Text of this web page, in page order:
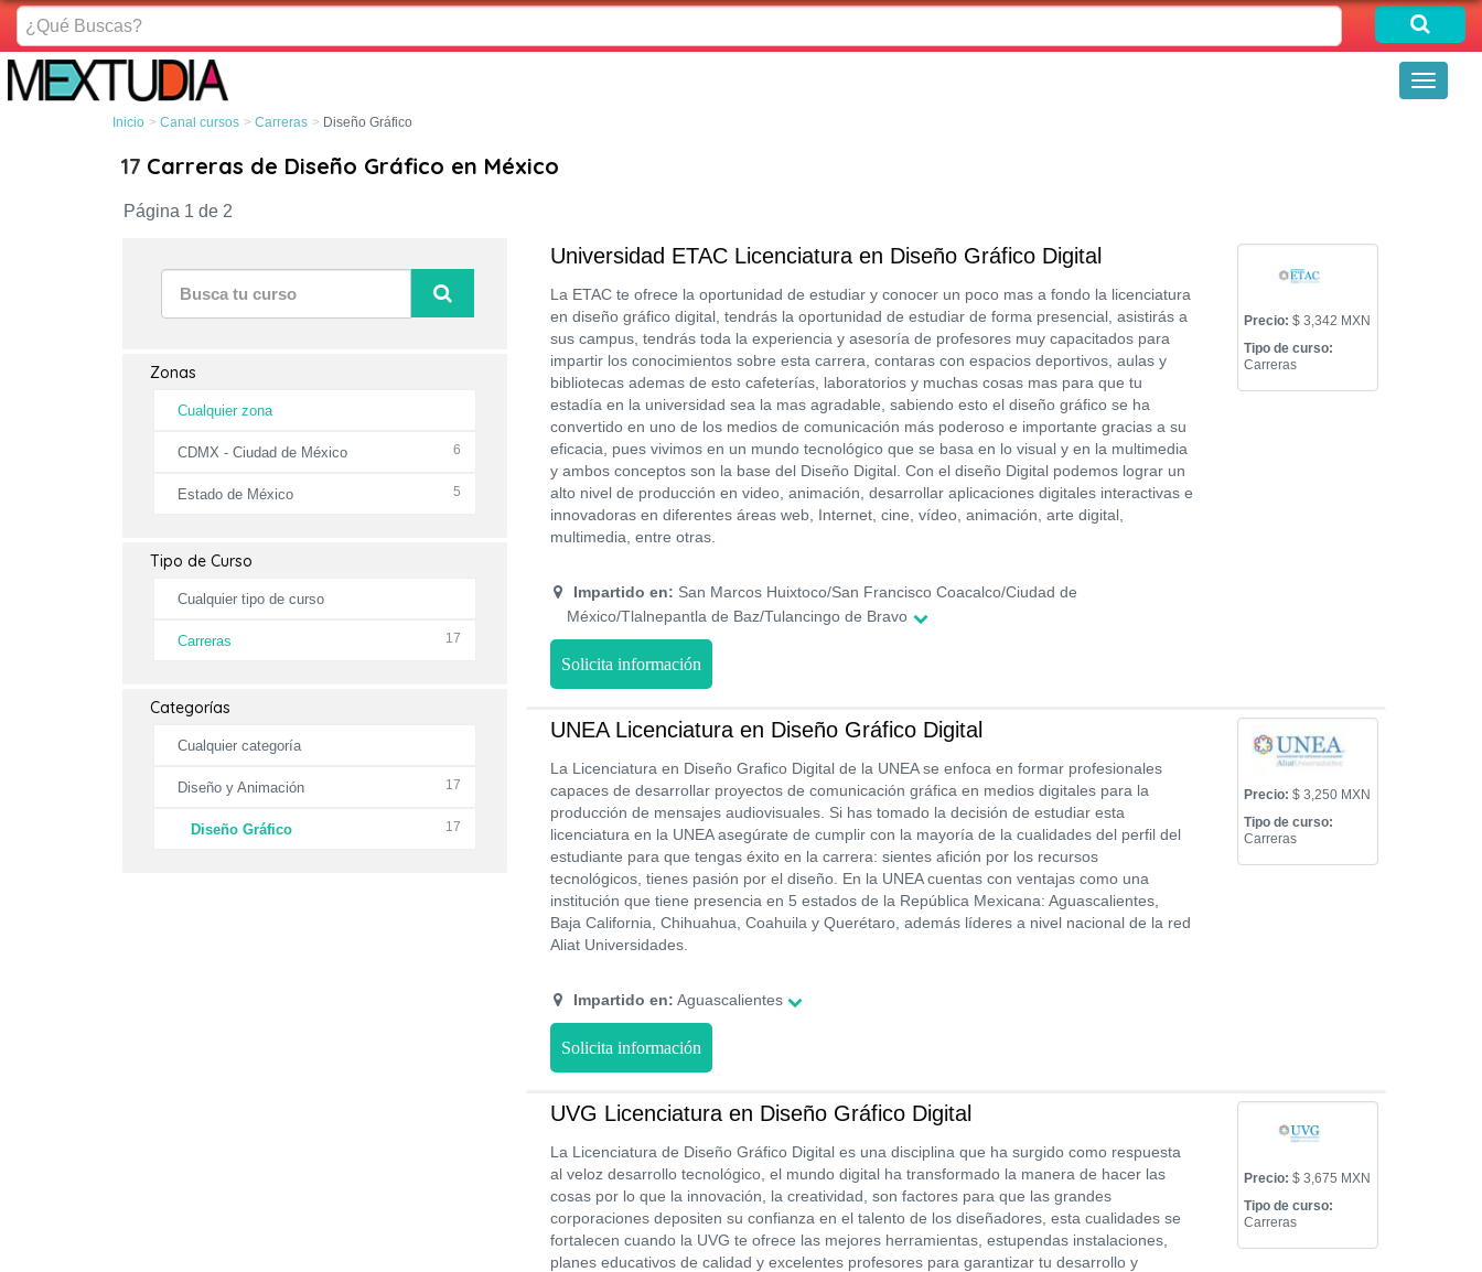
¿Qué
Buscas?
Toggle
Inicio Canal cursos Carreras Diseño Gráfico
17 Carreras de Diseño Gráfico en México
Página 1 de 2
Zonas
Cualquier zona
CDMX - Ciudad de México 6
Estado de México 5
Tipo de Curso
Cualquier tipo de curso
Carreras 17
Categorías
Cualquier categoría
Diseño y Animación 17
Diseño Gráfico 17
Universidad ETAC Licenciatura en Diseño Gráfico Digital
La ETAC te ofrece la oportunidad de estudiar y conocer un poco mas a fondo la licenciatura
en diseño gráfico digital, tendrás la oportunidad de estudiar de forma presencial, asistirás a
sus campus, tendrás toda la experiencia y asesoría de profesores muy capacitados para
impartir los conocimientos sobre esta carrera, contaras con espacios deportivos, aulas y
bibliotecas ademas de esto cafeterías, laboratorios y muchas cosas mas para que tu
estadía en la universidad sea la mas agradable, sabiendo esto el diseño gráfico se ha
convertido en uno de los medios de comunicación más poderoso e importante gracias a su
eficacia, pues vivimos en un mundo tecnológico que se basa en lo visual y en la multimedia
y ambos conceptos son la base del Diseño Digital. Con el diseño Digital podemos lograr un
alto nivel de producción en video, animación, desarrollar aplicaciones digitales interactivas e
innovadoras en diferentes áreas web, Internet, cine, vídeo, animación, arte digital,
multimedia, entre otras.
Impartido en: San Marcos Huixtoco/San Francisco Coacalco/Ciudad de
México/Tlalnepantla de Baz/Tulancingo de Bravo
Precio: $ 3,342 MXN
Tipo de curso:
Carreras
Solicita información
UNEA Licenciatura en Diseño Gráfico Digital
La Licenciatura en Diseño Grafico Digital de la UNEA se enfoca en formar profesionales
capaces de desarrollar proyectos de comunicación gráfica en medios digitales para la
producción de mensajes audiovisuales. Si has tomado la decisión de estudiar esta
licenciatura en la UNEA asegúrate de cumplir con la mayoría de la cualidades del perfil del
estudiante para que tengas éxito en la carrera: sientes afición por los recursos
tecnológicos, tienes pasión por el diseño. En la UNEA cuentas con ventajas como una
institución que tiene presencia en 5 estados de la República Mexicana: Aguascalientes,
Baja California, Chihuahua, Coahuila y Querétaro, además líderes a nivel nacional de la red
Aliat Universidades.
Impartido en: Aguascalientes
Precio: $ 3,250 MXN
Tipo de curso:
Carreras
Solicita información
UVG Licenciatura en Diseño Gráfico Digital
La Licenciatura de Diseño Gráfico Digital es una disciplina que ha surgido como respuesta
al veloz desarrollo tecnológico, el mundo digital ha transformado la manera de hacer las
cosas por lo que la innovación, la creatividad, son factores para que las grandes
corporaciones depositen su confianza en el talento de los diseñadores, esta cualidades se
fortalecen cuando la UVG te ofrece las mejores herramientas, estupendas instalaciones,
planes educativos de calidad y excelentes profesores para garantizar tu desarrollo y
Precio: $ 3,675 MXN
Tipo de curso:
Carreras